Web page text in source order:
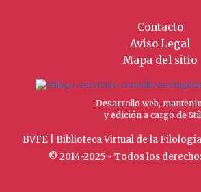
Contacto
Aviso Legal
Mapa del sitio
Desarrollo web,
y edición a cargo de
BVFE | Biblioteca Virtual de la
© 2014-2025 - Todos los